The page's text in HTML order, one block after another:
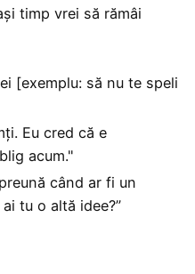
timp vrei să rămâi
[exemplu: să nu te speli
Eu cred că e
acum."
când ar fi un
tu o altă idee?”